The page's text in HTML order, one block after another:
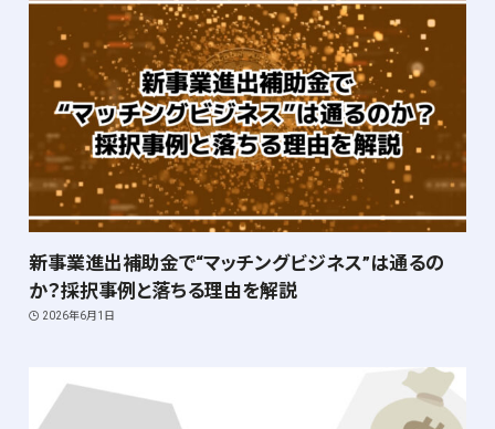
新事業進出補助金で“マッチングビジネス”は通るの
か？採択事例と落ちる理由を解説
2026年6月1日